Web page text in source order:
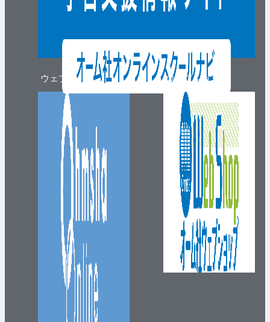
ウェブマガジン ウェブショップ